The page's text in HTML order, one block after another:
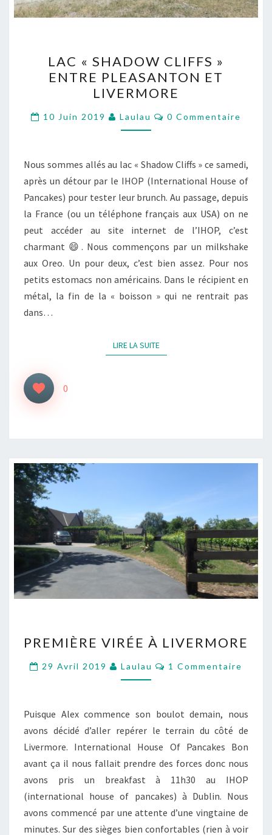
« SHADOW
CLIFFS »
ENTRE
PLEASANTON
ET
LAC « SHADOW CLIFFS »
ENTRE PLEASANTON ET
LIVERMORE
10 Juin 2019 Laulau Commentaires
0 Commentaire
Nous sommes allés au lac « Shadow Cliffs » ce samedi,
après un détour par le IHOP (International House of
Pancakes) pour tester leur brunch. Au passage, depuis
la France (ou un téléphone français aux USA) on ne
peut accéder au site internet de l’IHOP, c’est
charmant 😄. Nous commençons par un milkshake
aux Oreo. Un pour deux, c’est bien assez. Pour nos
petits estomacs non américains. Dans le récipient en
métal, la fin de la « boisson » qui ne rentrait pas
dans…
LIRE LA SUITELIRE LA SUITE
0
VIRÉE
À
LIVERMORE
PREMIÈRE VIRÉE À LIVERMORE
29 Avril 2019 Laulau Commentaires
1 Commentaire
Puisque Alex commence son boulot demain, nous
avons décidé d’aller repérer le terrain du côté de
Livermore. International House Of Pancakes Bon
avant ça il nous fallait prendre des forces donc nous
avons pris un breakfast à 11h30 au IHOP
(international house of pancakes) à Dublin. Nous
avons commencé par une attente d’une vingtaine de
minutes. Sur des sièges bien confortables (rien à voir